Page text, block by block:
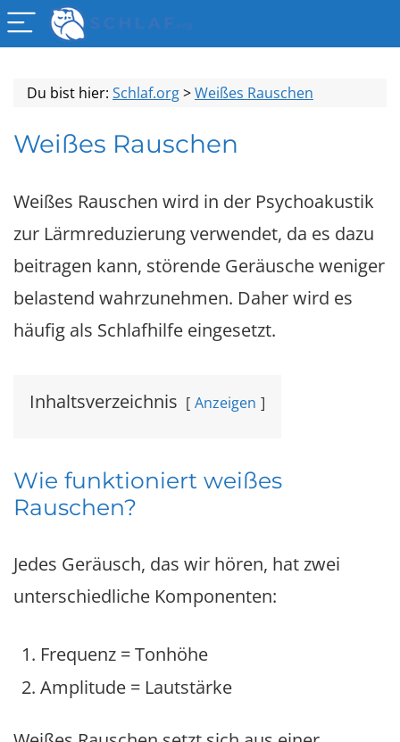
Du bist hier: Schlaf.org>Weißes Rauschen
Weißes Rauschen
Weißes Rauschen wird in der Psychoakustik
zur Lärmreduzierung verwendet, da es dazu
beitragen kann, störende Geräusche weniger
belastend wahrzunehmen. Daher wird es
häufig als Schlafhilfe eingesetzt.
Inhaltsverzeichnis Anzeigen
Wie funktioniert weißes
Rauschen?
Jedes Geräusch, das wir hören, hat zwei
unterschiedliche Komponenten:
Frequenz = Tonhöhe
Amplitude = Lautstärke